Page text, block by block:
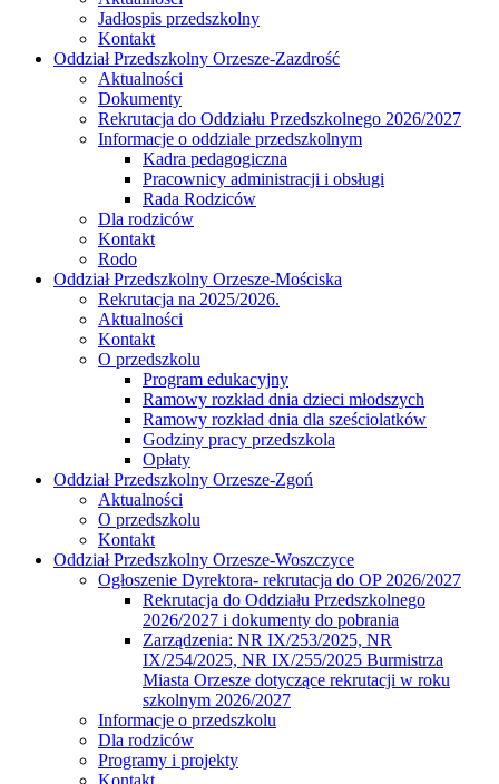
Jadłospis przedszkolny
Kontakt
Oddział Przedszkolny Orzesze-Zazdrość
Aktualności
Dokumenty
Rekrutacja do Oddziału Przedszkolnego 2026/2027
Informacje o oddziale przedszkolnym
Kadra pedagogiczna
Pracownicy administracji i obsługi
Rada Rodziców
Dla rodziców
Kontakt
Rodo
Oddział Przedszkolny Orzesze-Mościska
Rekrutacja na 2025/2026.
Aktualności
Kontakt
O przedszkolu
Program edukacyjny
Ramowy rozkład dnia dzieci młodszych
Ramowy rozkład dnia dla sześciolatków
Godziny pracy przedszkola
Opłaty
Oddział Przedszkolny Orzesze-Zgoń
Aktualności
O przedszkolu
Kontakt
Oddział Przedszkolny Orzesze-Woszczyce
Ogłoszenie Dyrektora- rekrutacja do OP 2026/2027
Rekrutacja do Oddziału Przedszkolnego
2026/2027 i dokumenty do pobrania
Zarządzenia: NR IX/253/2025, NR
IX/254/2025, NR IX/255/2025 Burmistrza
Miasta Orzesze dotyczące rekrutacji w roku
szkolnym 2026/2027
Informacje o przedszkolu
Dla rodziców
Programy i projekty
Kontakt